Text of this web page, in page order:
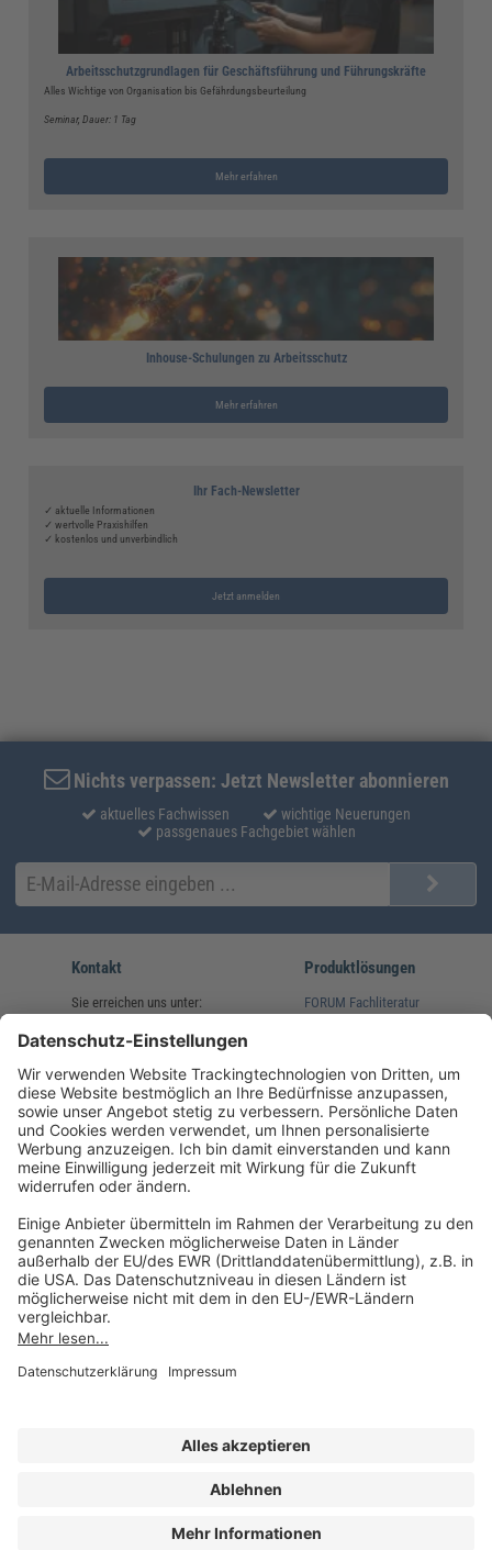
Arbeitsschutzgrundlagen für Geschäftsführung und Führungskräfte
Alles Wichtige von Organisation bis Gefährdungsbeurteilung
Seminar, Dauer: 1 Tag
Mehr erfahren
Inhouse-Schulungen zu Arbeitsschutz
Mehr erfahren
Ihr Fach-Newsletter
✓ aktuelle Informationen
✓ wertvolle Praxishilfen
✓ kostenlos und unverbindlich
Jetzt anmelden
Nichts verpassen: Jetzt Newsletter abonnieren
aktuelles Fachwissen
wichtige Neuerungen
passgenaues Fachgebiet wählen
Kontakt
Sie erreichen uns unter:
(08233) 38 11 23
service@forum-verlag.com
Mo-Do 07:30 - 17:00 Uhr
Fr 07:30 - 15:00 Uhr
Produktlösungen
FORUM Fachliteratur
Folgen Sie uns
Impressum
Datenschutz
AGB und Lizenzbedingungen
Erklärung zur Barrierefreiheit
A FORUM MEDIA GROUP COMPANY